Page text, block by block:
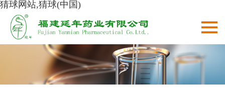
猜球网站,猜球(中国)